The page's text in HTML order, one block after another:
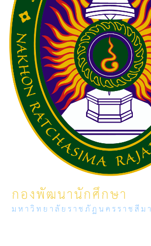
กองพัฒนานักศึกษา
มหาวิทยาลัยราชภัฏนครราชสีมา